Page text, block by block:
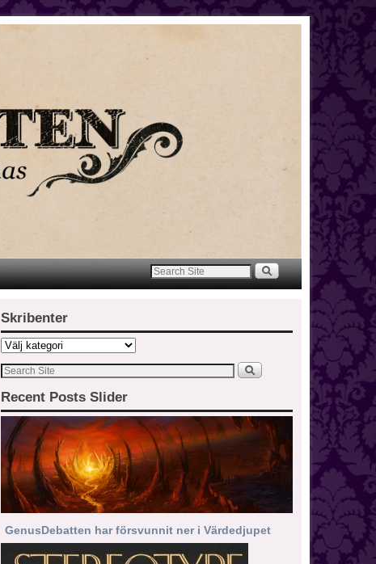
Skribenter
Recent Posts Slider
GenusDebatten har försvunnit ner i Värdedjupet